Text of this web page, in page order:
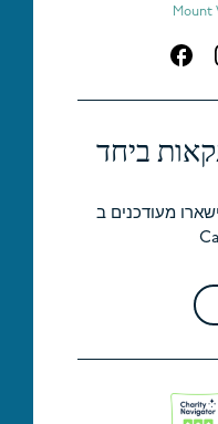
ביחד
מעודכנים ב-
Mount